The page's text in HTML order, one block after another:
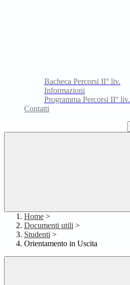
Bacheca Percorsi II° liv.
Informazioni
Programma Percorsi II° liv.
Contatti
Home >
Documenti utili >
Studenti >
Orientamento in Uscita